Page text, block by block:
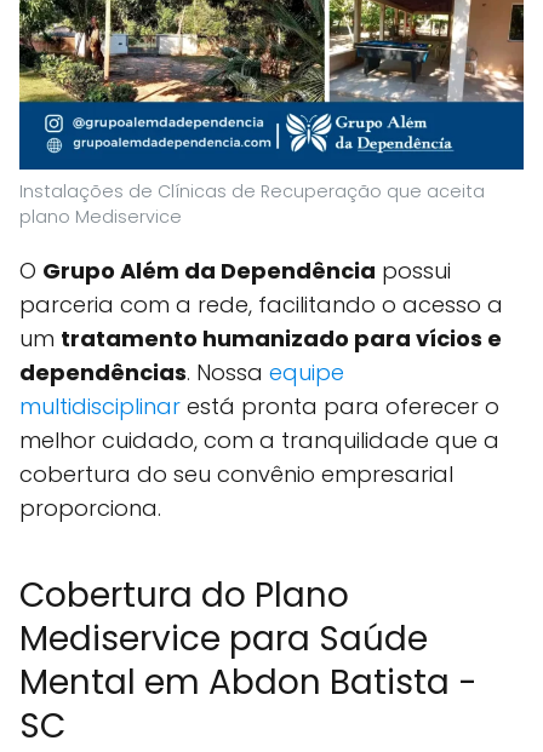
Instalações de Clínicas de Recuperação que aceita
plano Mediservice
O Grupo Além da Dependência possui
parceria com a rede, facilitando o acesso a
um tratamento humanizado para vícios e
dependências. Nossa equipe
multidisciplinar está pronta para oferecer o
melhor cuidado, com a tranquilidade que a
cobertura do seu convênio empresarial
proporciona.
Cobertura do Plano
Mediservice para Saúde
Mental em Abdon Batista -
SC